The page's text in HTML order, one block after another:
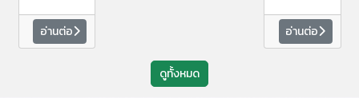
อ่านต่อ
ทุกคนมา
เลือกซื้อ ผล
อ่านต่อ
ดูทั้งหมด